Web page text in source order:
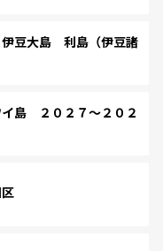
豆大島 利島（伊豆諸
島 ２０２７～２０２